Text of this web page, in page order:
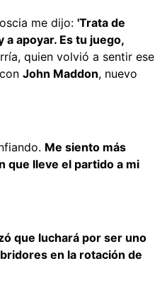
me dijo: 'Trata de
a apoyar. Es tu juego,
quien volvió a sentir ese
John Maddon, nuevo
Me siento más
que lleve el partido a mi
que luchará por ser uno
en la rotación de